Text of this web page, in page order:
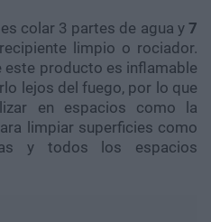
colar 3 partes de agua y 7
limpio o rociador.
este producto es inflamable
lejos del fuego, por lo que
en espacios como la
limpiar superficies como
y todos los espacios